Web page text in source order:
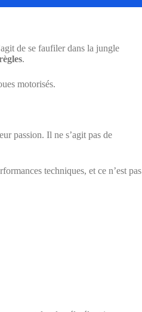
de se faufiler dans la jungle
.
motorisés.
passion. Il ne s’agit pas de
techniques, et ce n’est pas